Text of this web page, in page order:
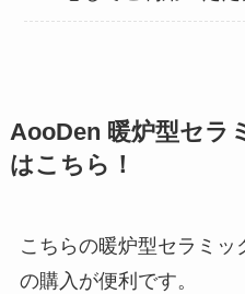
AooDen 暖炉型セラ
はこちら！
こちらの暖炉型セラミ
の購入が便利です。